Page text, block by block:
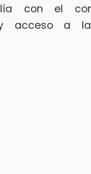
con el
acceso a la